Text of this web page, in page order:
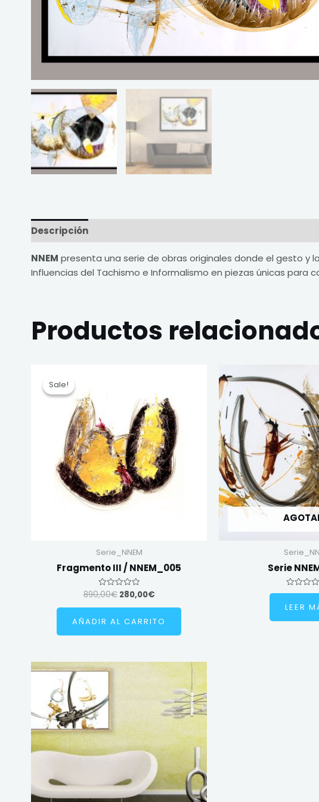
Descripción
NNEM presenta una serie de obras originales donde el gesto y
Influencias del Tachismo e Informalismo en piezas únicas para
Productos
Sale!
Sale!
Serie_NNEM
Fragmento III / NNEM_005
Valorado
en
0
5
890,00€
890,00€.
280,00€
280,00€.
AÑADIR AL CARRITO
Serie
Valorado
0
5
LEER